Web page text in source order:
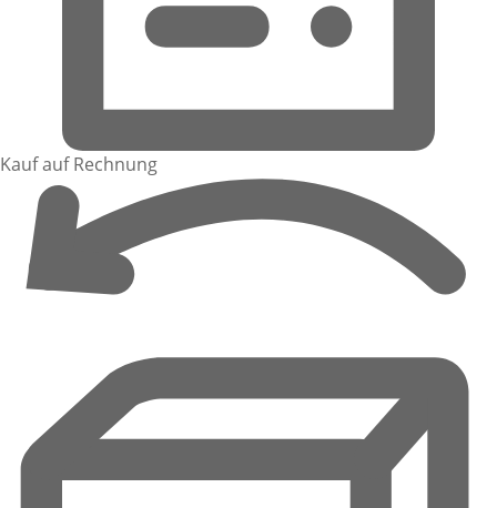
Kauf auf Rechnung